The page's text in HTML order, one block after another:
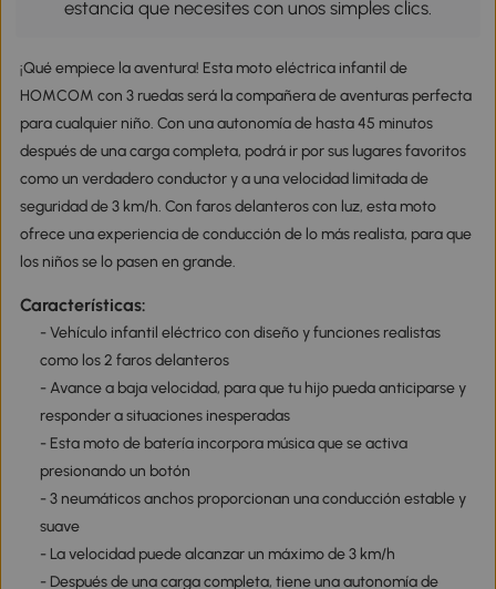
estancia que necesites con unos simples clics.
¡Qué empiece la aventura! Esta moto eléctrica infantil de
HOMCOM con 3 ruedas será la compañera de aventuras perfecta
para cualquier niño. Con una autonomía de hasta 45 minutos
después de una carga completa, podrá ir por sus lugares favoritos
como un verdadero conductor y a una velocidad limitada de
seguridad de 3 km/h. Con faros delanteros con luz, esta moto
ofrece una experiencia de conducción de lo más realista, para que
los niños se lo pasen en grande.
Características:
- Vehículo infantil eléctrico con diseño y funciones realistas
como los 2 faros delanteros
- Avance a baja velocidad, para que tu hijo pueda anticiparse y
responder a situaciones inesperadas
- Esta moto de batería incorpora música que se activa
presionando un botón
- 3 neumáticos anchos proporcionan una conducción estable y
suave
- La velocidad puede alcanzar un máximo de 3 km/h
- Después de una carga completa, tiene una autonomía de